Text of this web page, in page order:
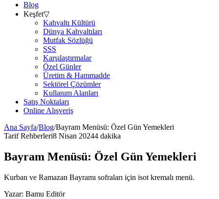
Blog
Keşfet▽
Kahvaltı Kültürü
Dünya Kahvaltıları
Mutfak Sözlüğü
SSS
Karşılaştırmalar
Özel Günler
Üretim & Hammadde
Sektörel Çözümler
Kullanım Alanları
Satış Noktaları
Online Alışveriş
Ana Sayfa/Blog/Bayram Menüsü: Özel Gün Yemekleri
Tarif Rehberleri8 Nisan 20244 dakika
Bayram Menüsü: Özel Gün Yemekleri
Kurban ve Ramazan Bayramı sofraları için isot kremalı menü.
Yazar: Bamu Editör